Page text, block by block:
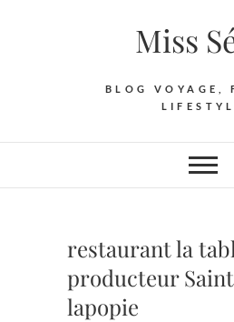
Miss
BLOG VOYAGE,
restaurant la
producteur
lapopie